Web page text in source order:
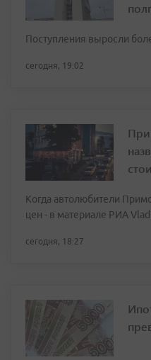
Поступления выросли
сегодня, 19:02
Когда автолюбители
цен - в материале РИА
сегодня, 18:27